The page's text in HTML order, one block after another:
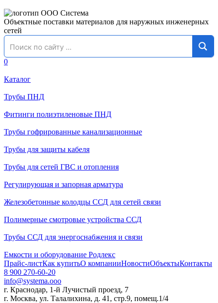
Объектные поставки материалов для наружных инженерных
сетей
0
Каталог
Трубы ПНД
Фитинги полиэтиленовые ПНД
Трубы гофрированные канализационные
Трубы для защиты кабеля
Трубы для сетей ГВС и отопления
Регулирующая и запорная арматура
Железобетонные колодцы ССД для сетей связи
Полимерные смотровые устройства ССД
Трубы ССД для энергоснабжения и связи
Емкости и оборудование Родлекс
Прайс-листКак купитьО компанииНовостиОбъектыКонтакты
8 900 270-60-20
info@systema.ooo
г. Краснодар, 1-й Лучистый проезд, 7
г. Москва, ул. Талалихина, д. 41, стр.9, помещ.1/4